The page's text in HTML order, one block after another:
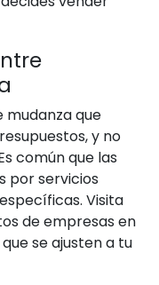
mudanza que
y no
común que las
por servicios
Visita
de empresas en
se ajusten a tu